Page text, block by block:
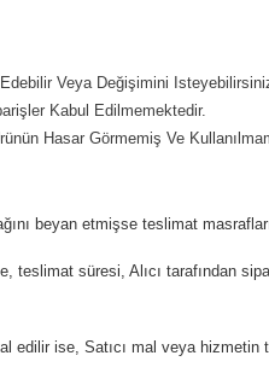
Veya Değişimini
Kabul Edilmemektedir.
Hasar Görmemiş Ve
beyan etmişse teslimat
süresi, Alıcı tarafından
edilir ise, Satıcı mal veya